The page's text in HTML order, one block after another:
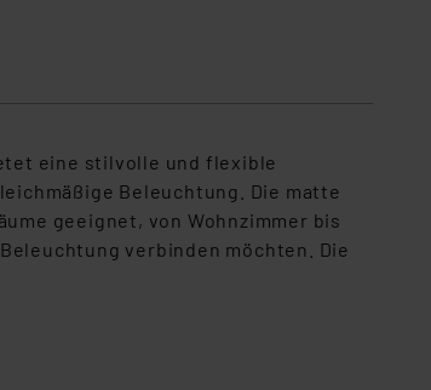
eine stilvolle und flexible
Beleuchtung. Die matte
geeignet, von Wohnzimmer bis
verbinden möchten. Die